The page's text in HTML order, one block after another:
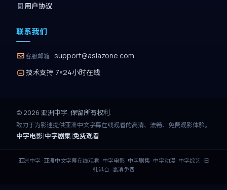
用户协议
联系我们
客服邮箱 support@asiazone.com
技术支持 7×24小时在线
© 2026 亚洲中字 . 保留所有权利.
致力于为影迷提供亚洲中文字幕在线观看的高清、流畅、免费观影体验。
中字电影|中字剧集|免费观看
亚洲中字· 亚洲中文字幕在线观看· 中字电影 · 中字剧集 · 中字动漫 · 中字综艺 · 日
韩港台 · 高清免费